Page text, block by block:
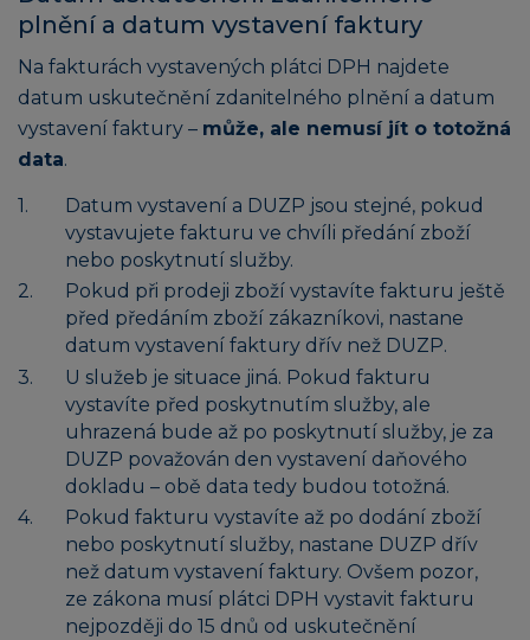
plnění a datum vystavení faktury
Na fakturách vystavených plátci DPH najdete
datum uskutečnění zdanitelného plnění a datum
vystavení faktury – může, ale nemusí jít o totožná
data.
Datum vystavení a DUZP jsou stejné, pokud
vystavujete fakturu ve chvíli předání zboží
nebo poskytnutí služby.
Pokud při prodeji zboží vystavíte fakturu ještě
před předáním zboží zákazníkovi, nastane
datum vystavení faktury dřív než DUZP.
U služeb je situace jiná. Pokud fakturu
vystavíte před poskytnutím služby, ale
uhrazená bude až po poskytnutí služby, je za
DUZP považován den vystavení daňového
dokladu – obě data tedy budou totožná.
Pokud fakturu vystavíte až po dodání zboží
nebo poskytnutí služby, nastane DUZP dřív
než datum vystavení faktury. Ovšem pozor,
ze zákona musí plátci DPH vystavit fakturu
nejpozději do 15 dnů od uskutečnění